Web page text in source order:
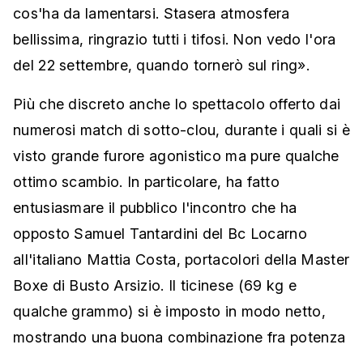
cos'ha da lamentarsi. Stasera atmosfera
bellissima, ringrazio tutti i tifosi. Non vedo l'ora
del 22 settembre, quando tornerò sul ring».
Più che discreto anche lo spettacolo offerto dai
numerosi match di sotto-clou, durante i quali si è
visto grande furore agonistico ma pure qualche
ottimo scambio. In particolare, ha fatto
entusiasmare il pubblico l'incontro che ha
opposto Samuel Tantardini del Bc Locarno
all'italiano Mattia Costa, portacolori della Master
Boxe di Busto Arsizio. Il ticinese (69 kg e
qualche grammo) si è imposto in modo netto,
mostrando una buona combinazione fra potenza